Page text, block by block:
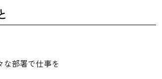
部署で仕事を